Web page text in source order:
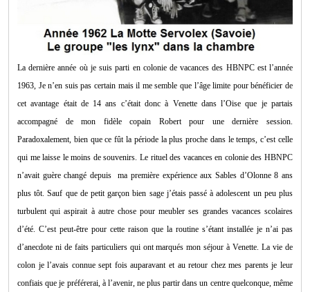
La dernière année où je suis parti en colonie de vacances des HBNPC est l’année
1963, Je n’en suis pas certain mais il me semble que l’âge limite pour bénéficier de
cet avantage était de 14 ans c’était donc à Venette dans l’Oise que je partais
accompagné de mon fidèle copain Robert pour une dernière session.
Paradoxalement, bien que ce fût la période la plus proche dans le temps, c’est celle
qui me laisse le moins de souvenirs. Le rituel des vacances en colonie des HBNPC
n’avait guère changé depuis ma première expérience aux Sables d’Olonne 8 ans
plus tôt. Sauf que de petit garçon bien sage j’étais passé à adolescent un peu plus
turbulent qui aspirait à autre chose pour meubler ses grandes vacances scolaires
d’été. C’est peut-être pour cette raison que la routine s’étant installée je n’ai pas
d’anecdote ni de faits particuliers qui ont marqués mon séjour à Venette. La vie de
colon je l’avais connue sept fois auparavant et au retour chez mes parents je leur
confiais que je préférerai, à l’avenir, ne plus partir dans un centre quelconque, même